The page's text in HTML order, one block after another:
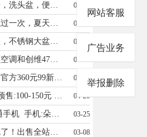
遥控电动护理床:遥控，翻身，洗头盆，便盆。可手动可遥控。 预售:1200元 电话16632989810 02-21
护膝护肘套装:学自行车时戴过一次，夏天万一摔倒就破皮，护具很有必要，几乎全新，xs码适合50到80斤 预售:30元 电话15100881660 04-29
饭店用具:电热水桶，保鲜盒，不锈钢大盆、桶、盘子，洗菜池，操作台，气灶，铁板，碗，保鲜膜，头套饭店不干了处理、 预售:1元 电话15933389899 03-25
出售空调:、出售海尔35变频空调和创维47电视，正常使用无故障，已经拆下来 预售:1元 电话18731973958 04-02
儿童电动汽车可充电遥控。:官方360元99新，邢台市桥西守敬路。 预售:130元 电话19103200306 03-09
吊篮:89成新 要的邢台自提 预售:100-150元 电话19933232771 04-20
朵唯手机8g+256g双卡全网通手机 手机:朵唯手机8g+256g双卡全网通手机，内存一直涨，超值大内存手机 预售:280元 电话17731962240 03-25
全占仪！水平仪:工地干完了！出售全站仪！水平仪！一套！ 预售:2元 电话19933225290 03-08
网站客服
广告业务
举报删除